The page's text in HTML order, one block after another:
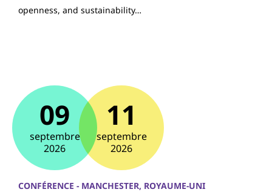
openness, and sustainability…
09
septembre
2026
11
septembre
2026
CONFÉRENCE - MANCHESTER, ROYAUME-UNI